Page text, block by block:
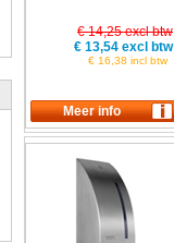
€ 14,25 excl btw
€ 13,54 excl btw
€ 16,38 incl btw